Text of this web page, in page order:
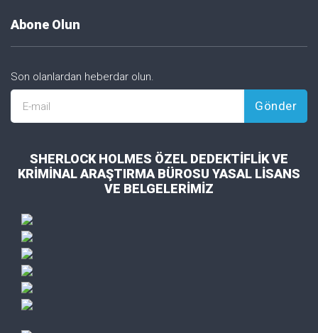
Abone Olun
Son olanlardan heberdar olun.
E-mail Gönder
SHERLOCK HOLMES ÖZEL DEDEKTİFLİK VE
KRİMİNAL ARAŞTIRMA BÜROSU YASAL LİSANS
VE BELGELERİMİZ